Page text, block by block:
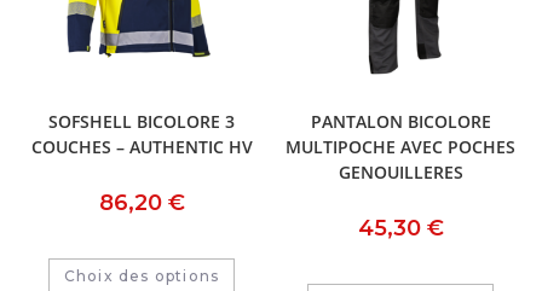
SOFSHELL BICOLORE 3
COUCHES – AUTHENTIC HV
86,20 €
Choix des options
PANTALON BICOLORE
MULTIPOCHE AVEC POCHES
GENOUILLERES
45,30 €